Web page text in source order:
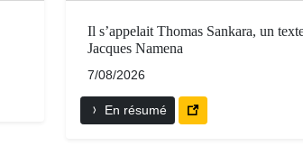
Il s’appelait Thomas Sankara, un
Jacques Namena
7/08/2026
En résumé